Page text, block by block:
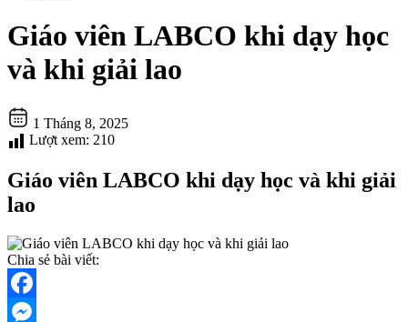
Giáo viên LABCO khi dạy học
và khi giải lao
1 Tháng 8, 2025
Lượt xem: 210
Giáo viên LABCO khi dạy học và khi giải
lao
Chia sẻ bài viết:
Facebook